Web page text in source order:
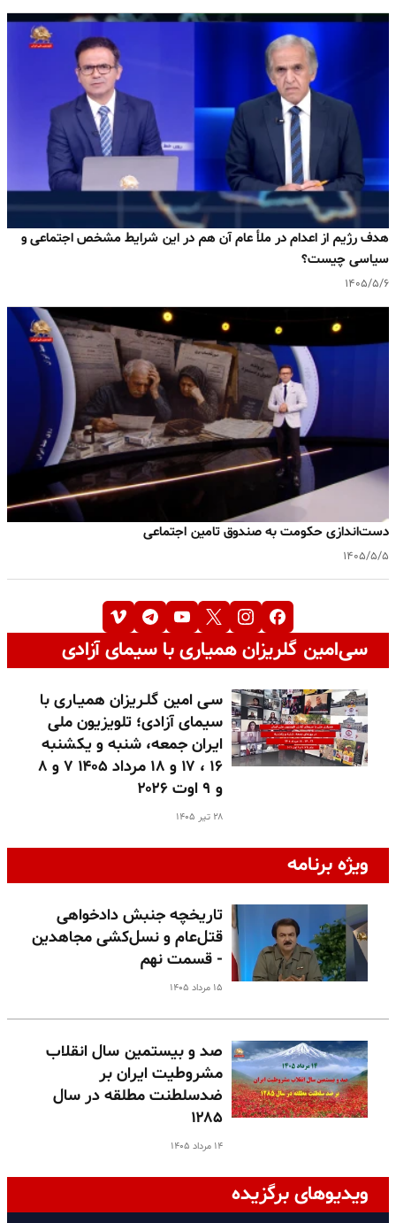
هدف رژیم از اعدام در ملأ عام آن هم در این شرایط مشخص اجتماعی و
سیاسی چیست؟
۱۴۰۵/۵/۶
دست‌اندازی حکومت به صندوق تامین اجتماعی
۱۴۰۵/۵/۵
سی‌امین گلریزان همیاری با سیمای آزادی
سـی امین گلـریزان همیـاری با
سیمای آزادی؛ تلویزیون ملی
ایران جمعه، شنبه و یکشنبه
۱۶ ، ۱۷ و ۱۸ مرداد ۱۴۰۵ ۷ و ۸
و ۹ اوت ۲۰۲۶
۲۸ تیر ۱۴۰۵
ویژه برنامه
تاریخچه جنبش دادخواهی
قتل‌عام و نسل‌کشی مجاهدین
- قسمت نهم
۱۵ مرداد ۱۴۰۵
صد و بیستمین سال انقلاب
مشروطیت ایران بر
ضدسلطنت مطلقه در سال
۱۲۸۵
۱۴ مرداد ۱۴۰۵
ویدیوهای برگزیده